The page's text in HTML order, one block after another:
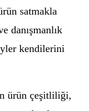
satmakla
danışmanlık
kendilerini
ürün çeşitliliği,